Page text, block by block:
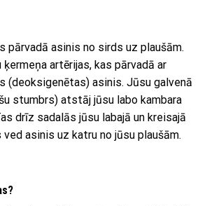
pārvadā asinis no sirds uz plaušām.
artērijas, kas pārvadā ar
(deoksigenētas) asinis. Jūsu galvenā
stumbrs) atstāj jūsu labo kambara
drīz sadalās jūsu labajā un kreisajā
asinis uz katru no jūsu plaušām.